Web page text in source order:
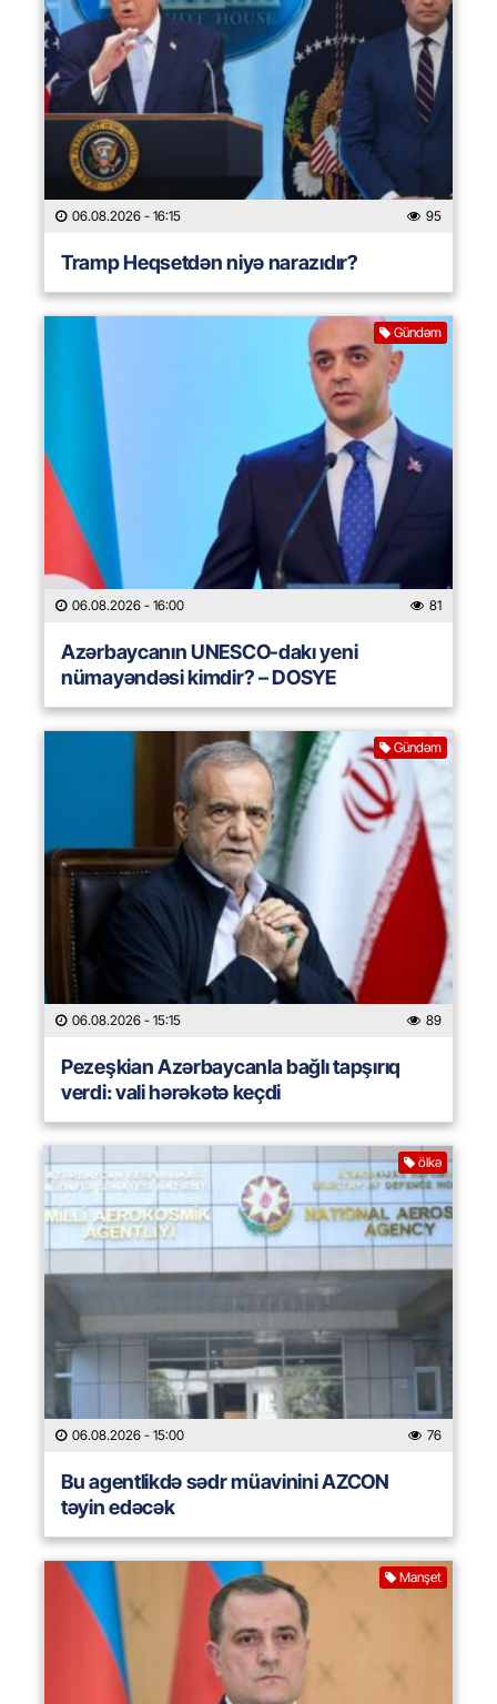
06.08.2026 - 16:15 95
Tramp Heqsetdən niyə narazıdır?
Gündəm
06.08.2026 - 16:00 81
Azərbaycanın UNESCO-dakı yeni
nümayəndəsi kimdir? – DOSYE
Gündəm
06.08.2026 - 15:15 89
Pezeşkian Azərbaycanla bağlı tapşırıq
verdi: vali hərəkətə keçdi
ölkə
06.08.2026 - 15:00 76
Bu agentlikdə sədr müavinini AZCON
təyin edəcək
Manşet